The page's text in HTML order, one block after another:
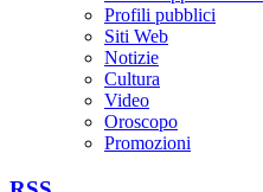
Profili pubblici
Siti Web
Notizie
Cultura
Video
Oroscopo
Promozioni